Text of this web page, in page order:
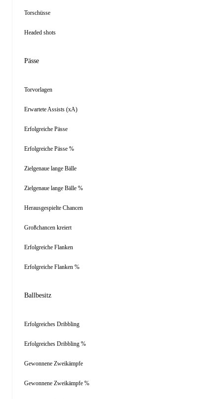
Torschüsse
Headed shots
Pässe
Torvorlagen
Erwartete Assists (xA)
Erfolgreiche Pässe
Erfolgreiche Pässe %
Zielgenaue lange Bälle
Zielgenaue lange Bälle %
Herausgespielte Chancen
Großchancen kreiert
Erfolgreiche Flanken
Erfolgreiche Flanken %
Ballbesitz
Erfolgreiches Dribbling
Erfolgreiches Dribbling %
Gewonnene Zweikämpfe
Gewonnene Zweikämpfe %